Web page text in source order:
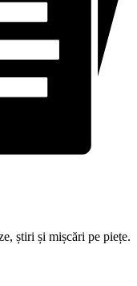
știri și mișcări pe piețe.